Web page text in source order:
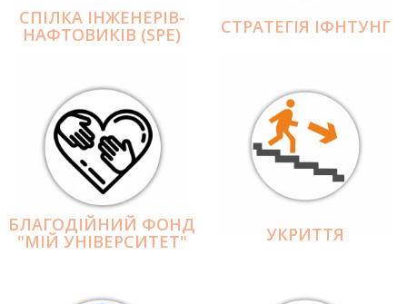
СПІЛКА ІНЖЕНЕРІВ-
НАФТОВИКІВ (SPE) СТРАТЕГІЯ ІФНТУНГ
БЛАГОДІЙНИЙ ФОНД
"МІЙ УНІВЕРСИТЕТ" УКРИТТЯ